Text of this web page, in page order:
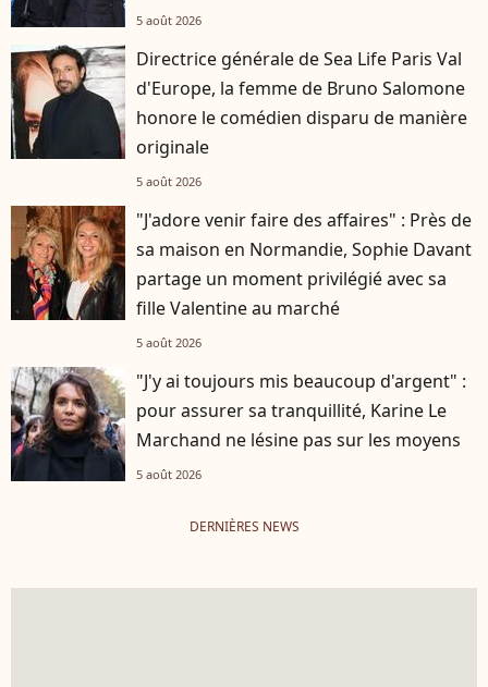
5 août 2026
Directrice générale de Sea Life Paris Val
d'Europe, la femme de Bruno Salomone
honore le comédien disparu de manière
originale
5 août 2026
"J'adore venir faire des affaires" : Près de
sa maison en Normandie, Sophie Davant
partage un moment privilégié avec sa
fille Valentine au marché
5 août 2026
"J'y ai toujours mis beaucoup d'argent" :
pour assurer sa tranquillité, Karine Le
Marchand ne lésine pas sur les moyens
5 août 2026
DERNIÈRES NEWS